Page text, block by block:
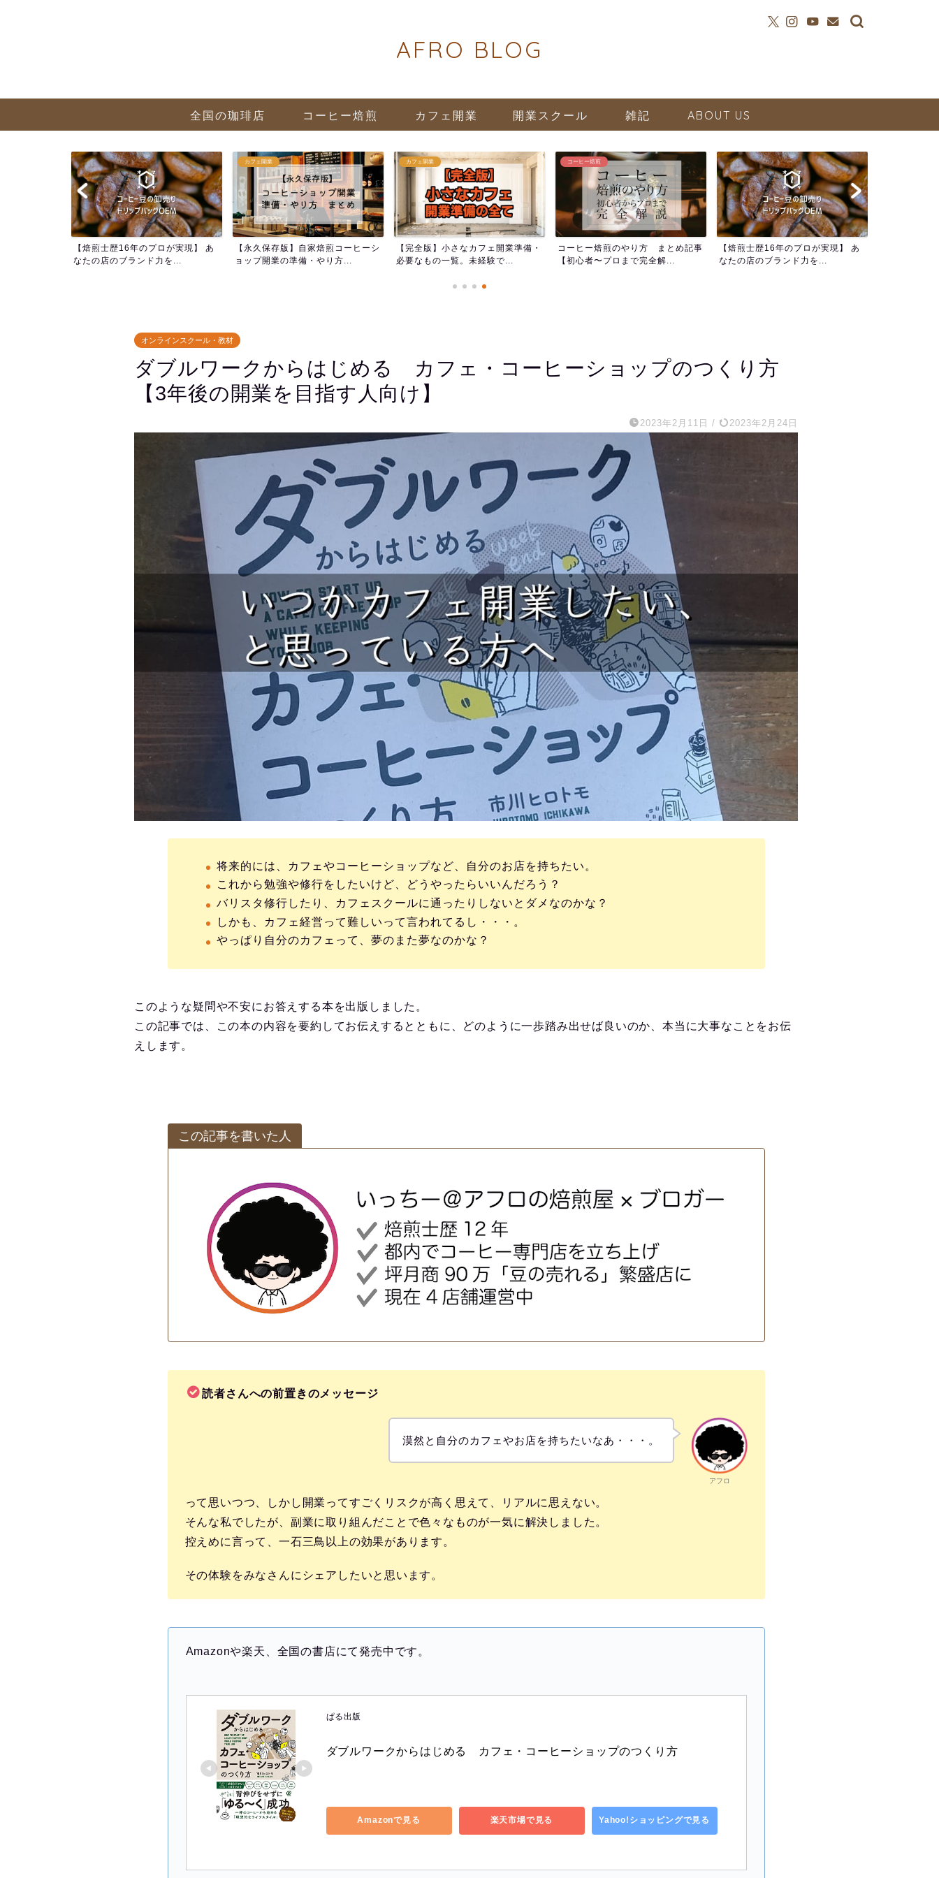
AFRO BLOG
全国の珈琲店 コーヒー焙煎 カフェ開業 開業スクール 雑記 ABOUT US
【焙煎士歴16年のプロが実現】 あ
なたの店のブランド力を...
カフェ開業
【永久保存版】自家焙煎コーヒーシ
ョップ開業の準備・やり方...
カフェ開業
【完全版】小さなカフェ開業準備・
必要なもの一覧。未経験で...
コーヒー焙煎
コーヒー焙煎のやり方 まとめ記事
【初心者〜プロまで完全解...
【焙煎士歴16年のプロが実現】 あ
なたの店のブランド力を...
オンラインスクール・教材
ダブルワークからはじめる カフェ・コーヒーショップのつくり方
【3年後の開業を目指す人向け】
2023年2月11日 / 2023年2月24日
将来的には、カフェやコーヒーショップなど、自分のお店を持ちたい。
これから勉強や修行をしたいけど、どうやったらいいんだろう？
バリスタ修行したり、カフェスクールに通ったりしないとダメなのかな？
しかも、カフェ経営って難しいって言われてるし・・・。
やっぱり自分のカフェって、夢のまた夢なのかな？
このような疑問や不安にお答えする本を出版しました。
この記事では、この本の内容を要約してお伝えするとともに、どのように一歩踏み出せば良いのか、本当に大事なことをお伝
えします。
この記事を書いた人
読者さんへの前置きのメッセージ
アフロ
漠然と自分のカフェやお店を持ちたいなあ・・・。
って思いつつ、しかし開業ってすごくリスクが高く思えて、リアルに思えない。
そんな私でしたが、副業に取り組んだことで色々なものが一気に解決しました。
控えめに言って、一石三鳥以上の効果があります。
その体験をみなさんにシェアしたいと思います。
Amazonや楽天、全国の書店にて発売中です。
ぱる出版
ダブルワークからはじめる　カフェ・コーヒーショップのつくり方
Amazonで見る 楽天市場で見る Yahoo!ショッピングで見る